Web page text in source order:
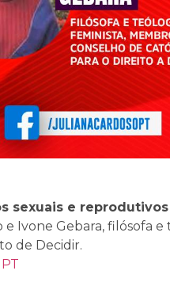
sexuais e
e Ivone Gebara, filósofa
de Decidir.